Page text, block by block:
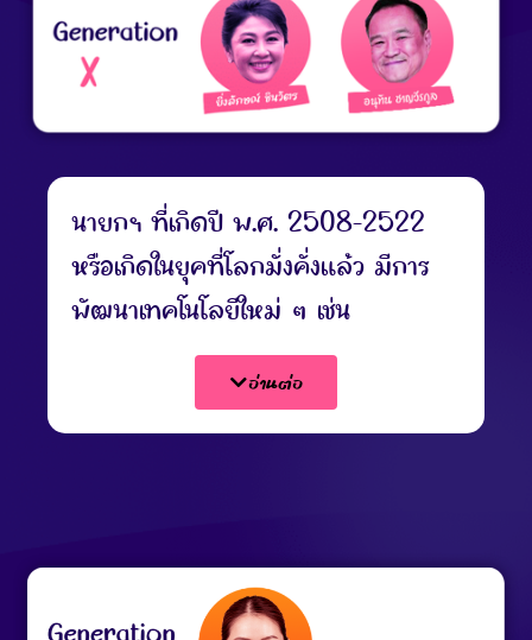
หาความรู้และขยันหมั่นเพียร
นายกฯ ที่เกิดปี พ.ศ. 2508-2522
หรือเกิดในยุคที่โลกมั่งคั่งแล้ว มีการ
พัฒนาเทคโนโลยีใหม่ ๆ เช่น
คอมพิวเตอร์ โทรทัศน์ขาว-ดำ และเริ่ม
มีการควบคุมการเกิดของประชากร
คาดหวังให้เด็กไทยมีระเบียบวินัย อีกทั้ง
ประเทศอื่นได้ โดยเฉพาะอาเซียน ที่เป็น
หนึ่งในคีย์เวิร์ดของคำขวัญ
อ่านต่อ